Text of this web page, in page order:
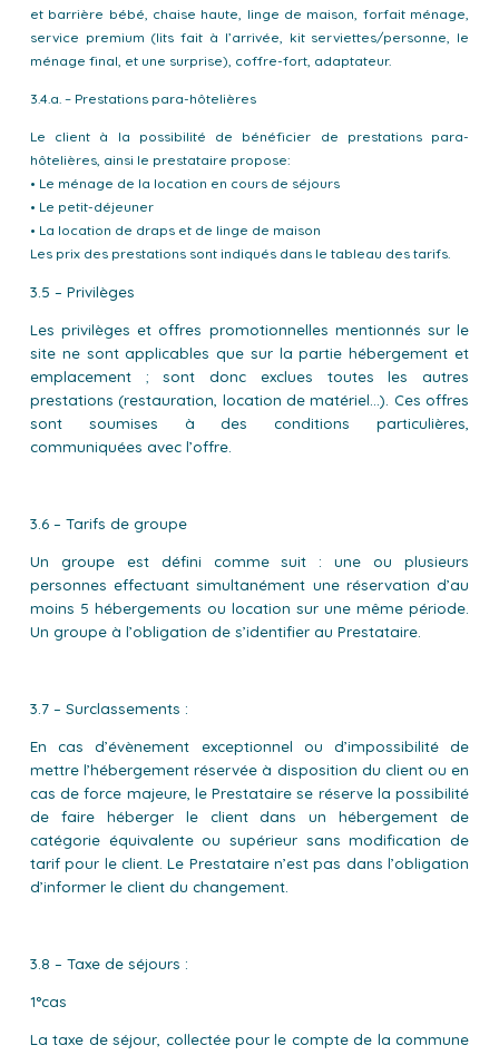
et barrière bébé, chaise haute, linge de maison, forfait ménage,
service premium (lits fait à l’arrivée, kit serviettes/personne, le
ménage final, et une surprise), coffre-fort, adaptateur.
3.4.a. – Prestations para-hôtelières
Le client à la possibilité de bénéficier de prestations para-
hôtelières, ainsi le prestataire propose:
• Le ménage de la location en cours de séjours
• Le petit-déjeuner
• La location de draps et de linge de maison
Les prix des prestations sont indiqués dans le tableau des tarifs.
3.5 – Privilèges
Les privilèges et offres promotionnelles mentionnés sur le
site ne sont applicables que sur la partie hébergement et
emplacement ; sont donc exclues toutes les autres
prestations (restauration, location de matériel...). Ces offres
sont soumises à des conditions particulières,
communiquées avec l’offre.
3.6 – Tarifs de groupe
Un groupe est défini comme suit : une ou plusieurs
personnes effectuant simultanément une réservation d’au
moins 5 hébergements ou location sur une même période.
Un groupe à l’obligation de s’identifier au Prestataire.
3.7 – Surclassements :
En cas d’évènement exceptionnel ou d’impossibilité de
mettre l’hébergement réservée à disposition du client ou en
cas de force majeure, le Prestataire se réserve la possibilité
de faire héberger le client dans un hébergement de
catégorie équivalente ou supérieur sans modification de
tarif pour le client. Le Prestataire n’est pas dans l’obligation
d’informer le client du changement.
3.8 – Taxe de séjours :
1°cas
La taxe de séjour, collectée pour le compte de la commune